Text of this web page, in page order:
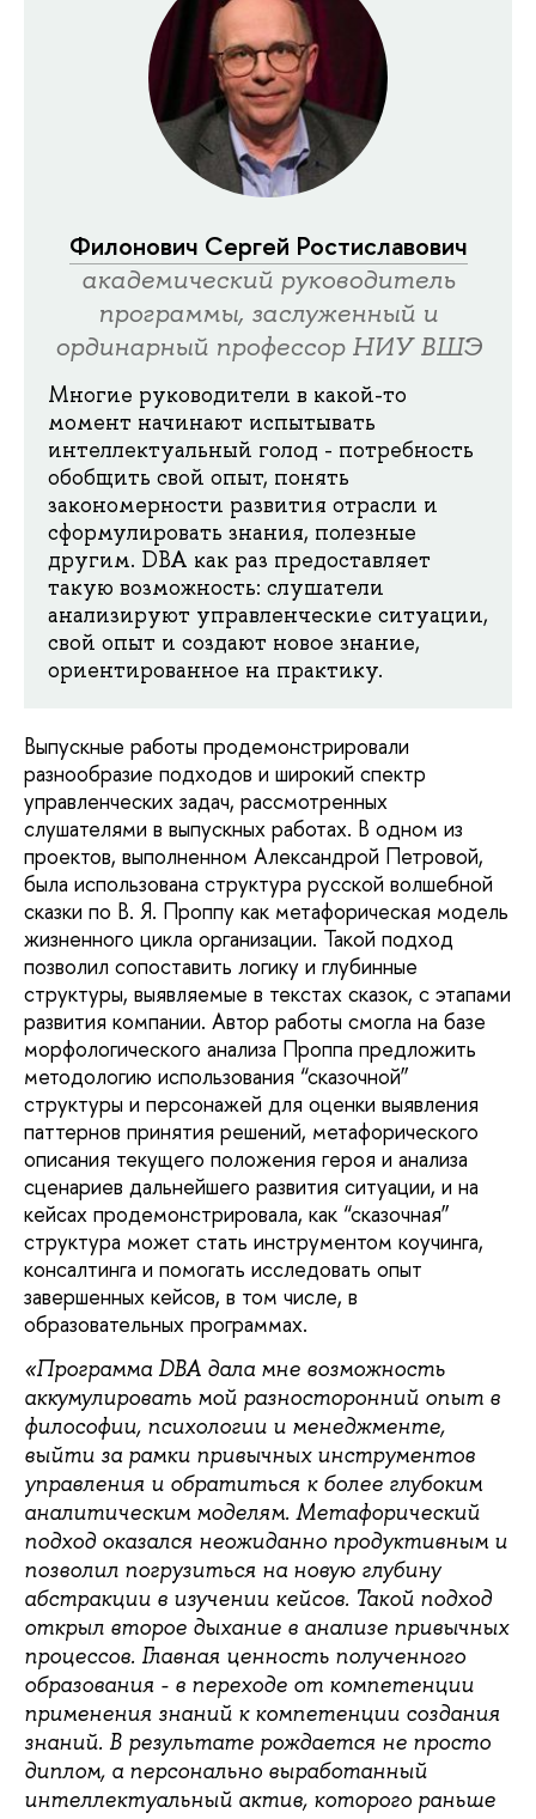
Филонович Сергей Ростиславович
академический руководитель
программы, заслуженный и
ординарный профессор НИУ ВШЭ
Многие руководители в какой-то
момент начинают испытывать
интеллектуальный голод - потребность
обобщить свой опыт, понять
закономерности развития отрасли и
сформулировать знания, полезные
другим. DBA как раз предоставляет
такую возможность: слушатели
анализируют управленческие ситуации,
свой опыт и создают новое знание,
ориентированное на практику.
Выпускные работы продемонстрировали
разнообразие подходов и широкий спектр
управленческих задач, рассмотренных
слушателями в выпускных работах. В одном из
проектов, выполненном Александрой Петровой,
была использована структура русской волшебной
сказки по В. Я. Проппу как метафорическая модель
жизненного цикла организации. Такой подход
позволил сопоставить логику и глубинные
структуры, выявляемые в текстах сказок, с этапами
развития компании. Автор работы смогла на базе
морфологического анализа Проппа предложить
методологию использования “сказочной”
структуры и персонажей для оценки выявления
паттернов принятия решений, метафорического
описания текущего положения героя и анализа
сценариев дальнейшего развития ситуации, и на
кейсах продемонстрировала, как “сказочная”
структура может стать инструментом коучинга,
консалтинга и помогать исследовать опыт
завершенных кейсов, в том числе, в
образовательных программах.
«Программа DBA дала мне возможность
аккумулировать мой разносторонний опыт в
философии, психологии и менеджменте,
выйти за рамки привычных инструментов
управления и обратиться к более глубоким
аналитическим моделям. Метафорический
подход оказался неожиданно продуктивным и
позволил погрузиться на новую глубину
абстракции в изучении кейсов. Такой подход
открыл второе дыхание в анализе привычных
процессов. Главная ценность полученного
образования - в переходе от компетенции
применения знаний к компетенции создания
знаний. В результате рождается не просто
диплом, а персонально выработанный
интеллектуальный актив, которого раньше